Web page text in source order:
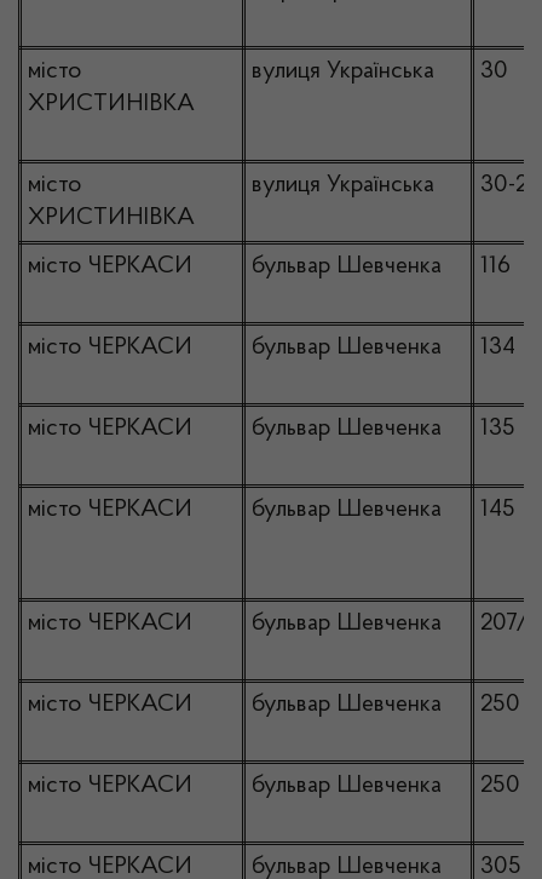
місто
ХРИСТИНІВКА
вулиця Українська 30
місто
ХРИСТИНІВКА
вулиця Українська 30-2
місто ЧЕРКАСИ бульвар Шевченка 116
місто ЧЕРКАСИ бульвар Шевченка 134
місто ЧЕРКАСИ бульвар Шевченка 135
місто ЧЕРКАСИ бульвар Шевченка 145
місто ЧЕРКАСИ бульвар Шевченка 207/2
місто ЧЕРКАСИ бульвар Шевченка 250
місто ЧЕРКАСИ бульвар Шевченка 250
місто ЧЕРКАСИ бульвар Шевченка 305